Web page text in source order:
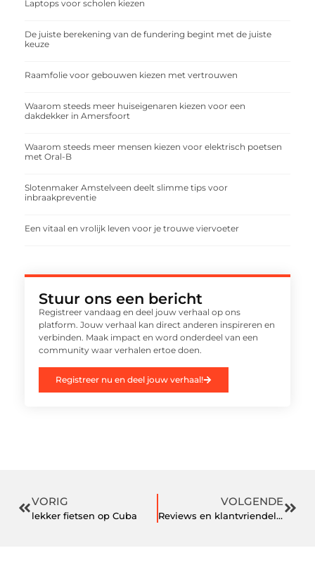
Laptops voor scholen kiezen
De juiste berekening van de fundering begint met de juiste
keuze
Raamfolie voor gebouwen kiezen met vertrouwen
Waarom steeds meer huiseigenaren kiezen voor een
dakdekker in Amersfoort
Waarom steeds meer mensen kiezen voor elektrisch poetsen
met Oral-B
Slotenmaker Amstelveen deelt slimme tips voor
inbraakpreventie
Een vitaal en vrolijk leven voor je trouwe viervoeter
Stuur ons een bericht
Registreer vandaag en deel jouw verhaal op ons
platform. Jouw verhaal kan direct anderen inspireren en
verbinden. Maak impact en word onderdeel van een
community waar verhalen ertoe doen.
Registreer nu en deel jouw verhaal!
VORIG
lekker fietsen op Cuba
VOLGENDE
Reviews en klantvriendelijkheid belangrijk